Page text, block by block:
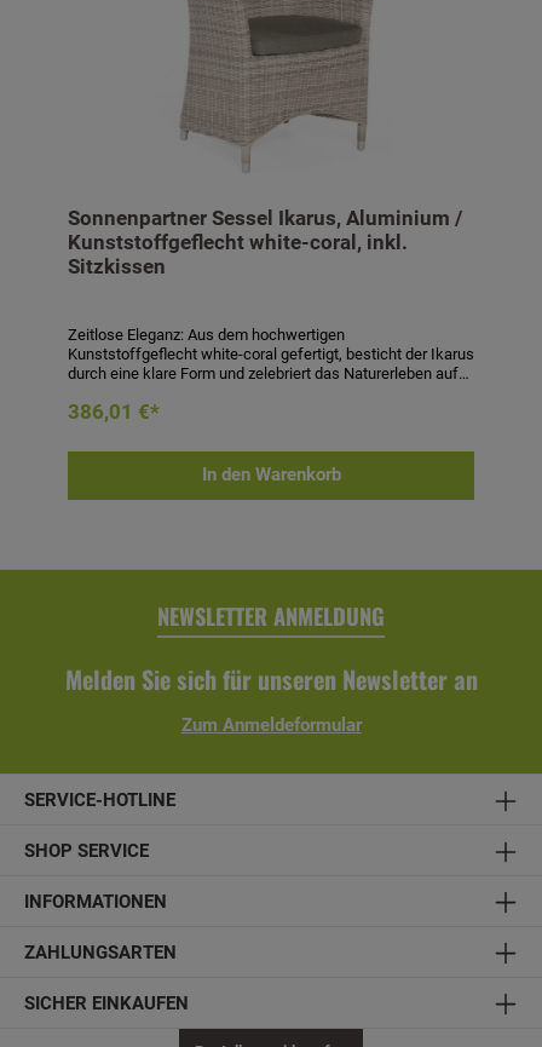
Sonnenpartner Sessel Ikarus, Aluminium /
Kunststoffgeflecht white-coral, inkl.
Sitzkissen
Zeitlose Eleganz: Aus dem hochwertigen
Kunststoffgeflecht white-coral gefertigt, besticht der Ikarus
durch eine klare Form und zelebriert das Naturerleben auf
Rückenlehne lädt der Korbsessel zum gemütlichen Sitzen
Aluminiumgestell beflochten mit Kunststoffgeflecht- Farbe:
white-coral- Maße (H x B x T): 94 x 64 x 65 cm-
386,01 €*
In den Warenkorb
NEWSLETTER ANMELDUNG
Melden Sie sich für unseren Newsletter an
Zum Anmeldeformular
SERVICE-HOTLINE
SHOP SERVICE
INFORMATIONEN
ZAHLUNGSARTEN
SICHER EINKAUFEN